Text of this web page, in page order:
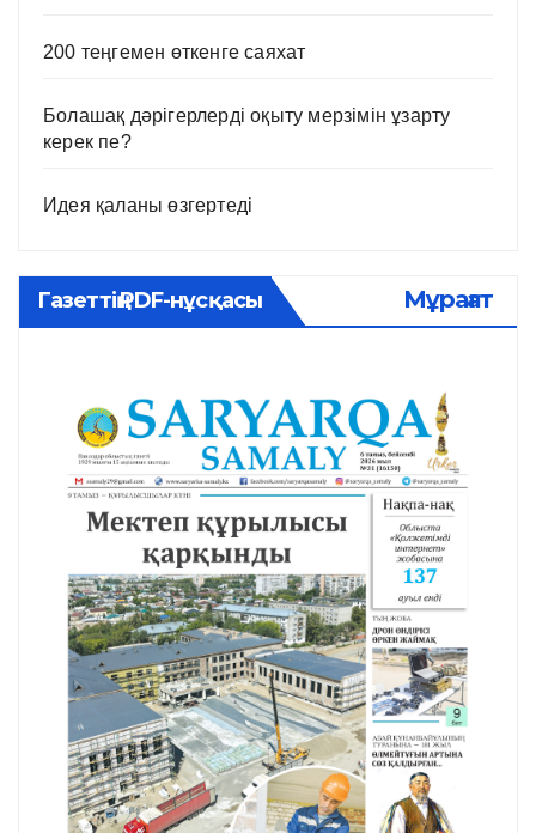
200 теңгемен өткенге саяхат
Болашақ дәрігерлерді оқыту мерзімін ұзарту
керек пе?
Идея қаланы өзгертеді
Газеттің PDF-нұсқасы Мұрағат